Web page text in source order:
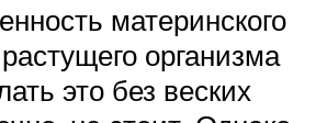
материнского
организма
это без веских